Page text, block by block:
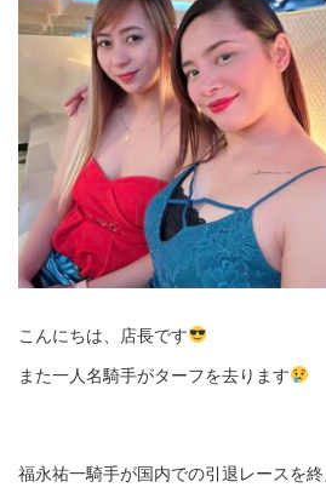
こんにちは、店長です
また一人名騎手がターフを去ります
福永祐一騎手が国内での引退レースを終